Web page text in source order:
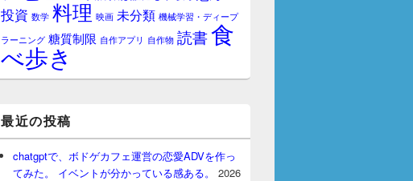
投資 数学 料理 映画 未分類 機械学習・ディープ
ラーニング 糖質制限 自作アプリ 自作物 読書食
べ歩き
最近の投稿
chatgptで、ボドゲカフェ運営の恋愛ADVを作っ
てみた。 イベントが分かっている感ある。
2026